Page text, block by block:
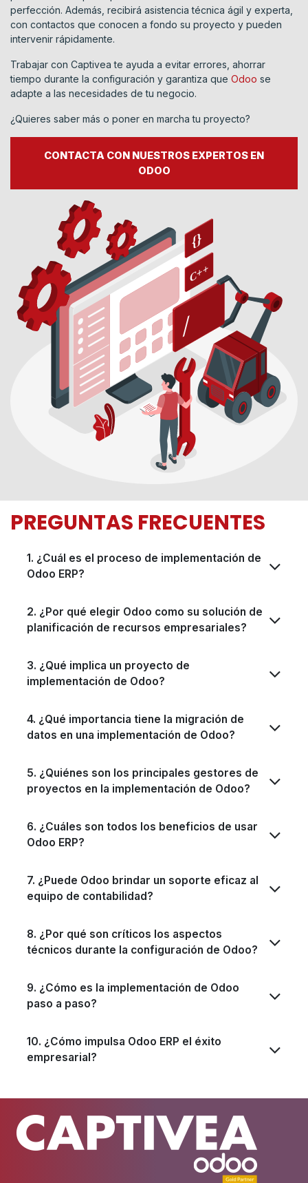
perfección. Además, recibirá asistencia técnica ágil y experta,
con contactos que conocen a fondo su proyecto y pueden
intervenir rápidamente.
Trabajar con Captivea te ayuda a evitar errores, ahorrar
tiempo durante la configuración y garantiza que Odoo se
adapte a las necesidades de tu negocio.
¿Quieres saber más o poner en marcha tu proyecto?
CONTACTA CON NUESTROS EXPERTOS EN
ODOO
PREGUNTAS FRECUENTES
1. ¿Cuál es el proceso de implementación de
Odoo ERP?
2. ¿Por qué elegir Odoo como su solución de
planificación de recursos empresariales?
3. ¿Qué implica un proyecto de
implementación de Odoo?
4. ¿Qué importancia tiene la migración de
datos en una implementación de Odoo?
5. ¿Quiénes son los principales gestores de
proyectos en la implementación de Odoo?
6. ¿Cuáles son todos los beneficios de usar
Odoo ERP?
7. ¿Puede Odoo brindar un soporte eficaz al
equipo de contabilidad?
8. ¿Por qué son críticos los aspectos
técnicos durante la configuración de Odoo?
9. ¿Cómo es la implementación de Odoo
paso a paso?
10. ¿Cómo impulsa Odoo ERP el éxito
empresarial?